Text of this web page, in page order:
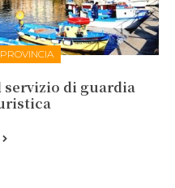
servizio di guardia